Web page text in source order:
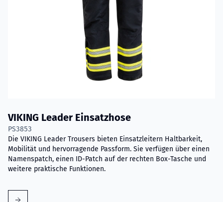
VIKING Leader Einsatzhose
PS3853
Die VIKING Leader Trousers bieten Einsatzleitern Haltbarkeit,
Mobilität und hervorragende Passform. Sie verfügen über einen
Namenspatch, einen ID-Patch auf der rechten Box-Tasche und
weitere praktische Funktionen.